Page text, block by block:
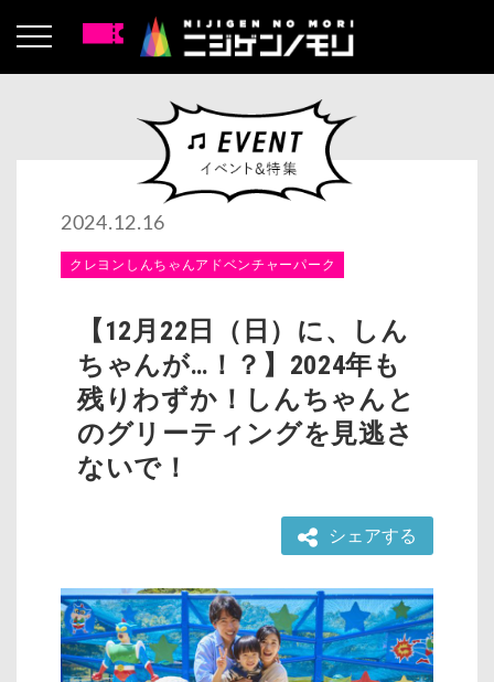
2024.12.16
クレヨンしんちゃんアドベンチャーパーク
【12月22日（日）に、しん
ちゃんが…！？】2024年も
残りわずか！しんちゃんと
のグリーティングを見逃さ
ないで！
シェアする